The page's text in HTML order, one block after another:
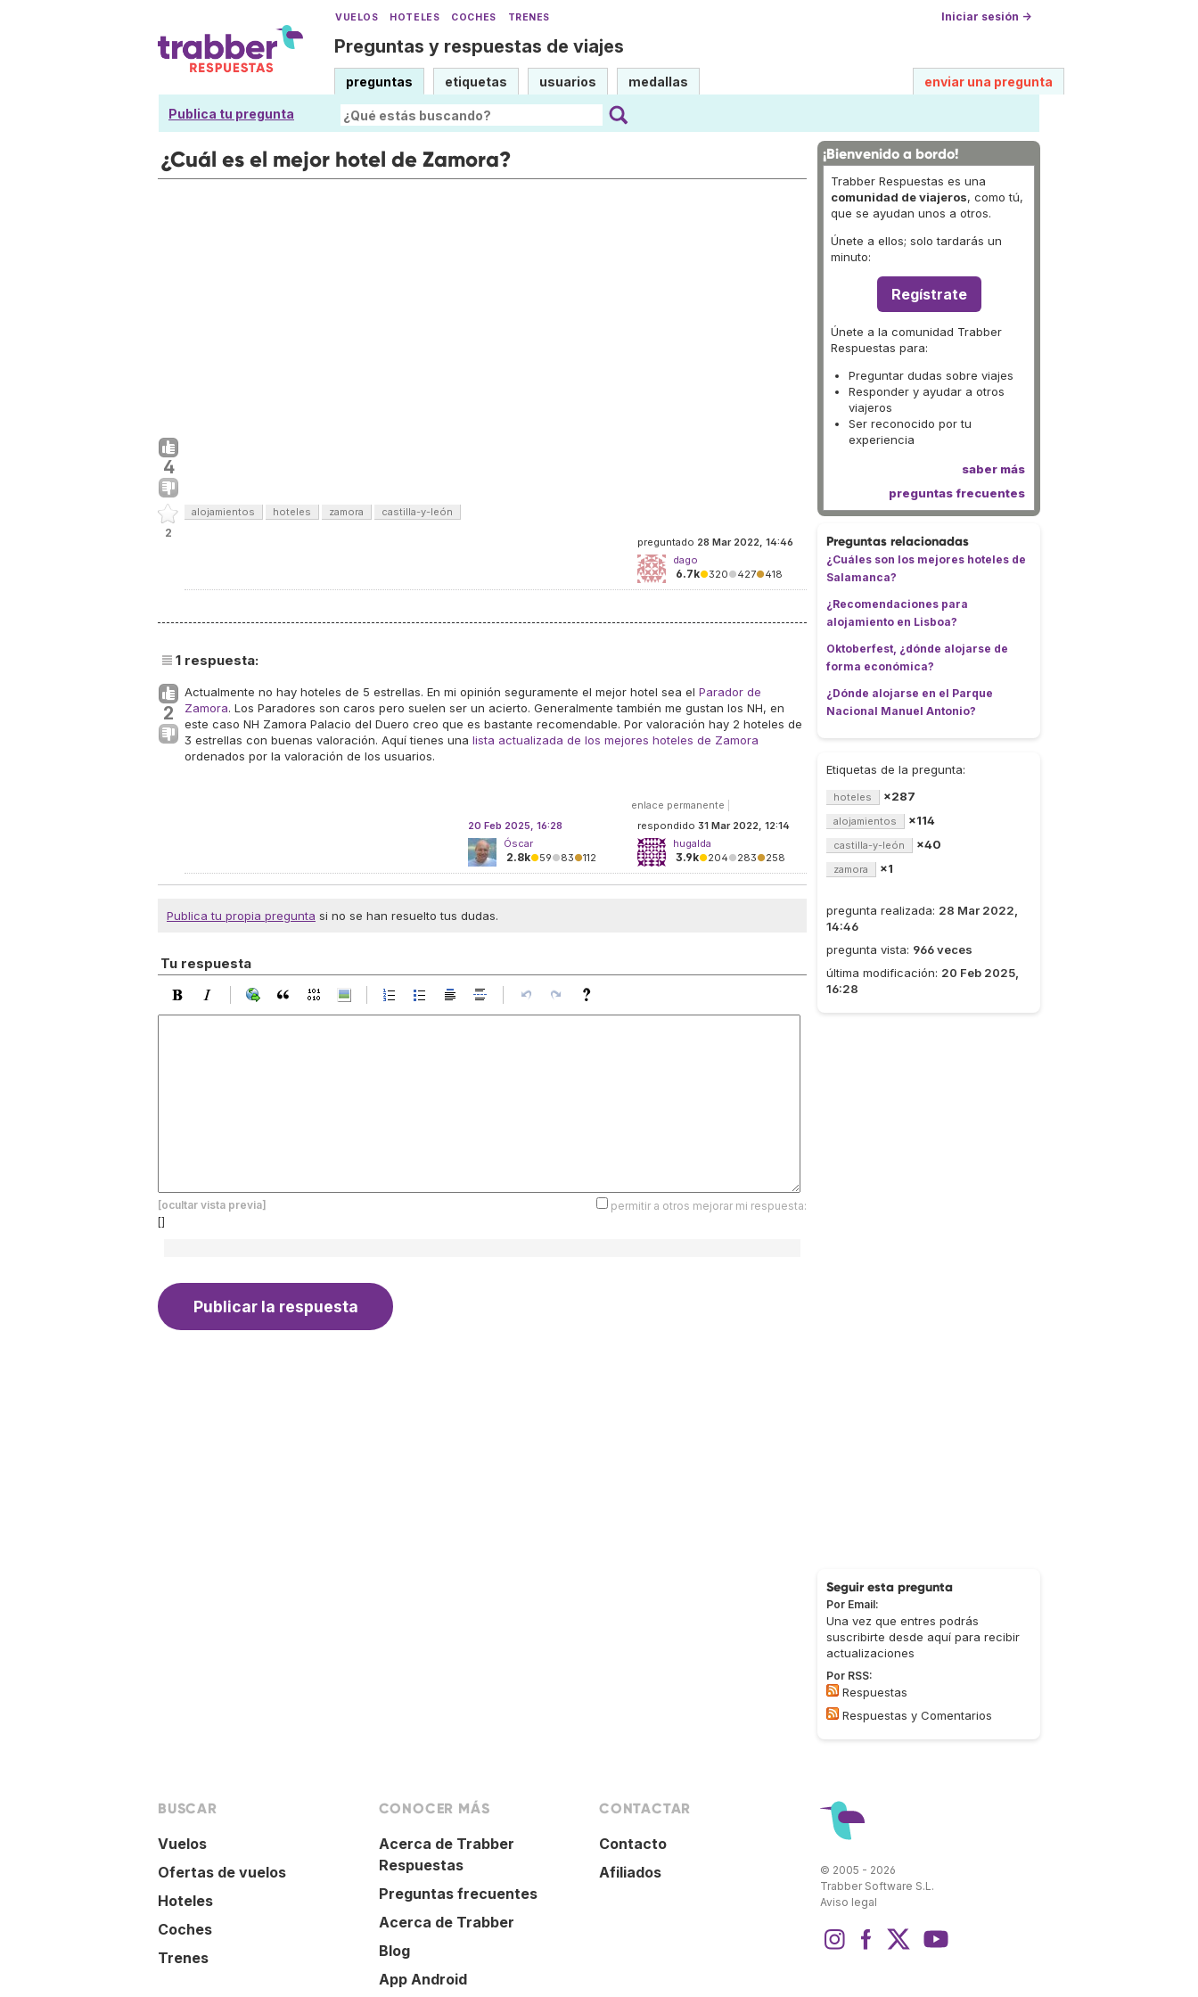
VUELOS HOTELES COCHES TRENES Iniciar sesión →
Preguntas y respuestas de viajes
preguntas etiquetas usuarios medallas enviar una pregunta
Publica tu pregunta
¿Cuál es el mejor hotel de Zamora?
4
2
alojamientos hoteles zamora castilla-y-león
preguntado 28 Mar 2022, 14:46
dago
6.7k●320●427●418
1 respuesta:
2
Actualmente no hay hoteles de 5 estrellas. En mi opinión seguramente el mejor hotel sea el Parador de
Zamora. Los Paradores son caros pero suelen ser un acierto. Generalmente también me gustan los NH, en
este caso NH Zamora Palacio del Duero creo que es bastante recomendable. Por valoración hay 2 hoteles de
3 estrellas con buenas valoración. Aquí tienes una lista actualizada de los mejores hoteles de Zamora
ordenados por la valoración de los usuarios.
enlace permanente
respondido 31 Mar 2022, 12:14
hugalda
3.9k●204●283●258
20 Feb 2025, 16:28
Óscar
2.8k●59●83●112
Publica tu propia pregunta si no se han resuelto tus dudas.
Tu respuesta
[ocultar vista previa]
permitir a otros mejorar mi respuesta:
[]
¡Bienvenido a bordo!
Trabber Respuestas es una
comunidad de viajeros, como tú,
que se ayudan unos a otros.
Únete a ellos; solo tardarás un
minuto:
Regístrate
Únete a la comunidad Trabber
Respuestas para:
Preguntar dudas sobre viajes
Responder y ayudar a otros
viajeros
Ser reconocido por tu
experiencia
saber más
preguntas frecuentes
Preguntas relacionadas
¿Cuáles son los mejores hoteles de
Salamanca?
¿Recomendaciones para
alojamiento en Lisboa?
Oktoberfest, ¿dónde alojarse de
forma económica?
¿Dónde alojarse en el Parque
Nacional Manuel Antonio?
Etiquetas de la pregunta:
hoteles ×287
alojamientos ×114
castilla-y-león ×40
zamora ×1
pregunta realizada: 28 Mar 2022,
14:46
pregunta vista: 966 veces
última modificación: 20 Feb 2025,
16:28
Seguir esta pregunta
Por Email:
Una vez que entres podrás
suscribirte desde aquí para recibir
actualizaciones
Por RSS:
Respuestas
Respuestas y Comentarios
BUSCAR
Vuelos
Ofertas de vuelos
Hoteles
Coches
Trenes
CONOCER MÁS
Acerca de Trabber
Respuestas
Preguntas frecuentes
Acerca de Trabber
Blog
App Android
CONTACTAR
Contacto
Afiliados
© 2005 - 2026
Trabber Software S.L.
Aviso legal